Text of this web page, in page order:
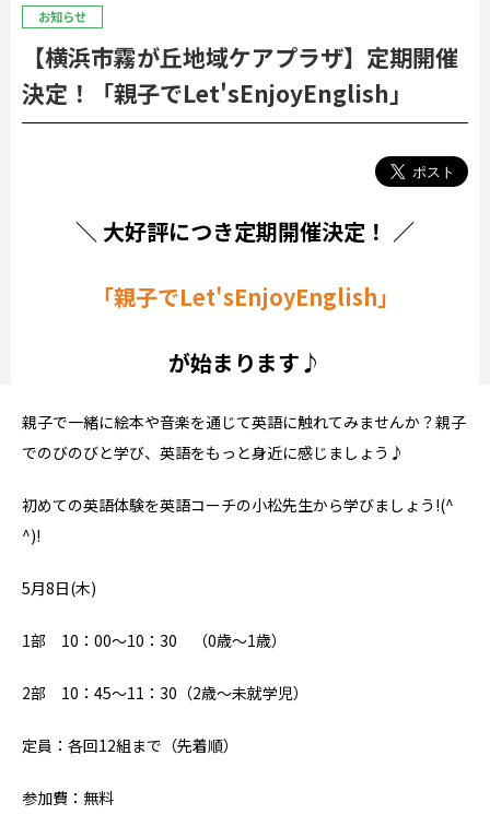
お知らせ
【横浜市霧が丘地域ケアプラザ】定期開催
決定！「親子でLet'sEnjoyEnglish」
＼ 大好評につき定期開催決定！ ／
「親子でLet'sEnjoyEnglish」
が始まります♪
親子で一緒に絵本や音楽を通じて英語に触れてみませんか？親子
でのびのびと学び、英語をもっと身近に感じましょう♪
初めての英語体験を英語コーチの小松先生から学びましょう!(^
^)!
5月8日(木)
1部 10：00～10：30 （0歳～1歳）
2部 10：45～11：30（2歳～未就学児）
定員：各回12組まで（先着順）
参加費：無料